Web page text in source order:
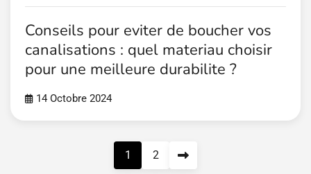
Conseils pour eviter de boucher vos
canalisations : quel materiau choisir
pour une meilleure durabilite ?
14 Octobre 2024
1 2